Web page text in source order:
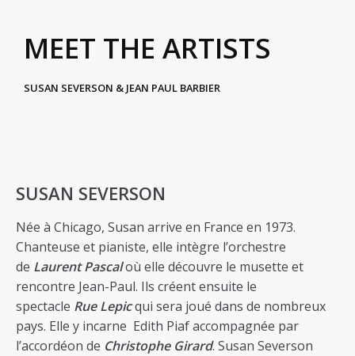
MEET THE ARTISTS
SUSAN SEVERSON & JEAN PAUL BARBIER
SUSAN SEVERSON
Née à Chicago, Susan arrive en France en 1973.
Chanteuse et pianiste, elle intègre l’orchestre
de Laurent Pascaloù elle découvre le musette et
rencontre Jean-Paul. Ils créent ensuite le
spectacle Rue Lepicqui sera joué dans de nombreux
pays. Elle y incarne Edith Piaf accompagnée par
l’accordéon de Christophe Girard. Susan Severson